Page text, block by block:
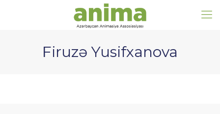
Firuzə Yusifxanova